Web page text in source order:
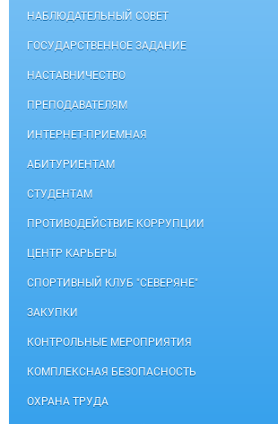
НАБЛЮДАТЕЛЬНЫЙ СОВЕТ
ГОСУДАРСТВЕННОЕ ЗАДАНИЕ
НАСТАВНИЧЕСТВО
ПРЕПОДАВАТЕЛЯМ
ИНТЕРНЕТ-ПРИЕМНАЯ
АБИТУРИЕНТАМ
СТУДЕНТАМ
ПРОТИВОДЕЙСТВИЕ КОРРУПЦИИ
ЦЕНТР КАРЬЕРЫ
СПОРТИВНЫЙ КЛУБ "СЕВЕРЯНЕ"
ЗАКУПКИ
КОНТРОЛЬНЫЕ МЕРОПРИЯТИЯ
КОМПЛЕКСНАЯ БЕЗОПАСНОСТЬ
ОХРАНА ТРУДА